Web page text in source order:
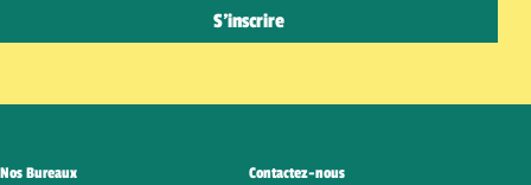
Nos Bureaux Contactez-nous